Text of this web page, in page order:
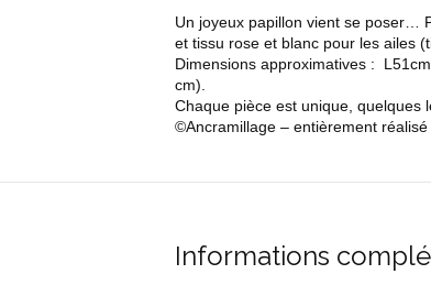
Un joyeux papillon vient se poser…
et tissu rose et blanc pour les ailes
Dimensions approximatives :
cm).
Chaque pièce est unique, quelques
©Ancramillage – entièrement réalisé
Informations